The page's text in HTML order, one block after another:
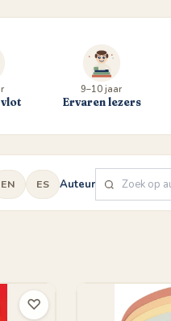
vlot
9–10 jaar
Ervaren lezers
EN ES Auteur
♡